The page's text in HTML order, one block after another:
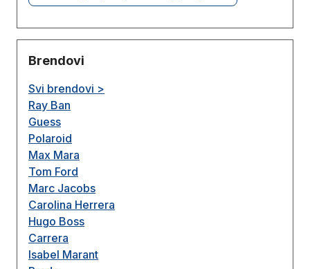
Brendovi
Svi brendovi >
Ray Ban
Guess
Polaroid
Max Mara
Tom Ford
Marc Jacobs
Carolina Herrera
Hugo Boss
Carrera
Isabel Marant